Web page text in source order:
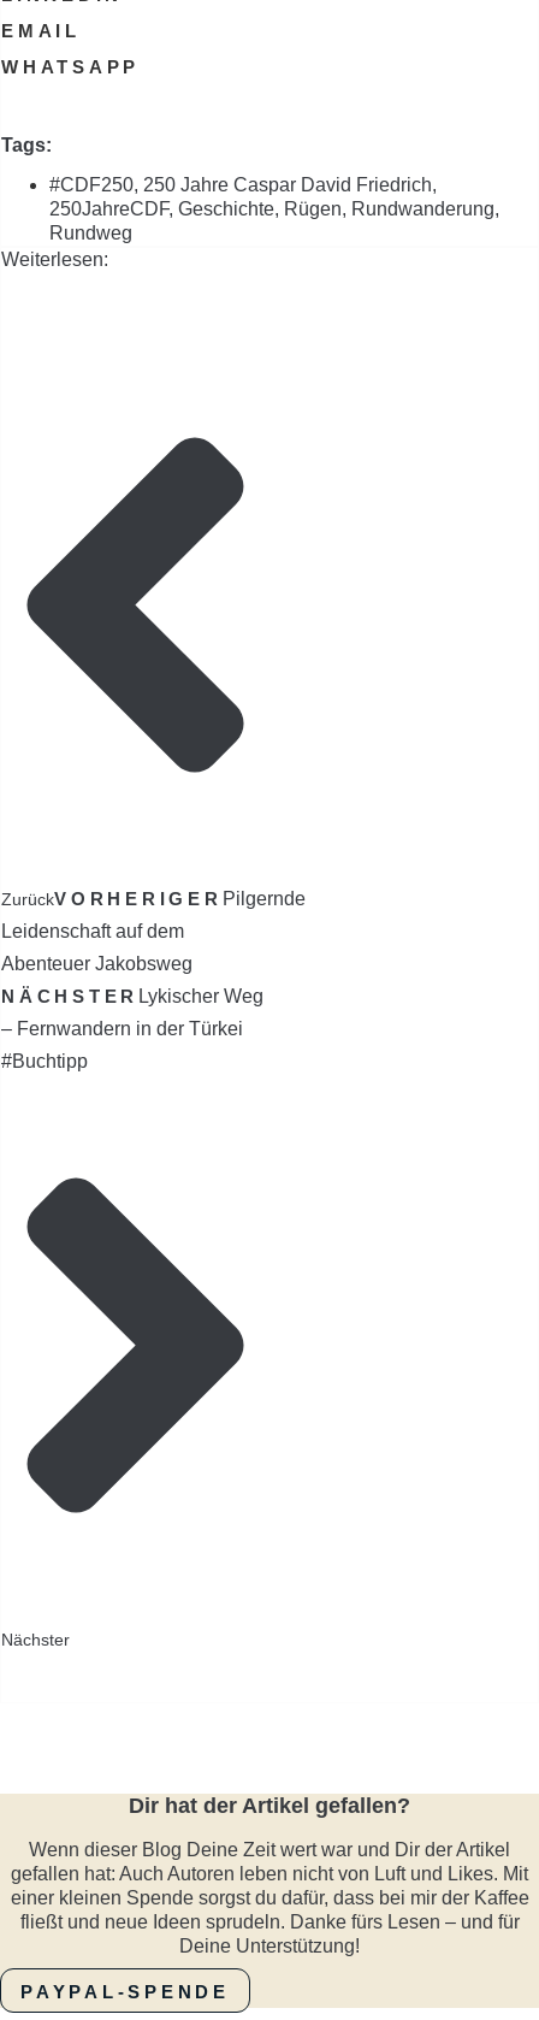
EMAIL
WHATSAPP
Tags:
#CDF250, 250 Jahre Caspar David Friedrich,
250JahreCDF, Geschichte, Rügen, Rundwanderung,
Rundweg
Weiterlesen:
ZurückVORHERIGER Pilgernde
Leidenschaft auf dem
Abenteuer Jakobsweg
NÄCHSTER Lykischer Weg
– Fernwandern in der Türkei
#Buchtipp
Nächster
Dir hat der Artikel gefallen?
Wenn dieser Blog Deine Zeit wert war und Dir der Artikel
gefallen hat: Auch Autoren leben nicht von Luft und Likes. Mit
einer kleinen Spende sorgst du dafür, dass bei mir der Kaffee
fließt und neue Ideen sprudeln. Danke fürs Lesen – und für
Deine Unterstützung!
PAYPAL-SPENDE